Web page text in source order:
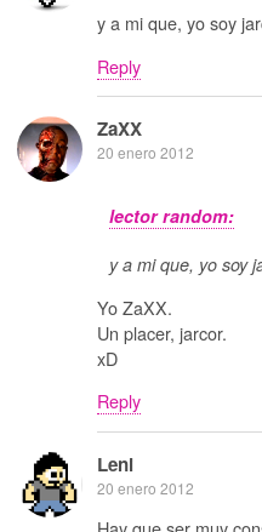
y a mi que, yo soy
Reply
ZaXX
20 enero 2012
lector random:
y a mi que, yo soy
Yo ZaXX.
Un placer, jarcor.
xD
Reply
Leni
20 enero 2012